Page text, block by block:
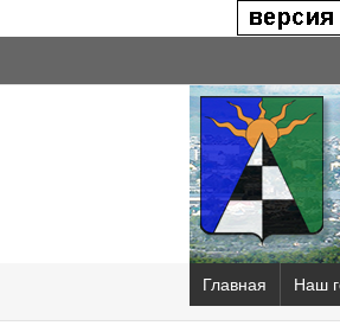
Главная Наш